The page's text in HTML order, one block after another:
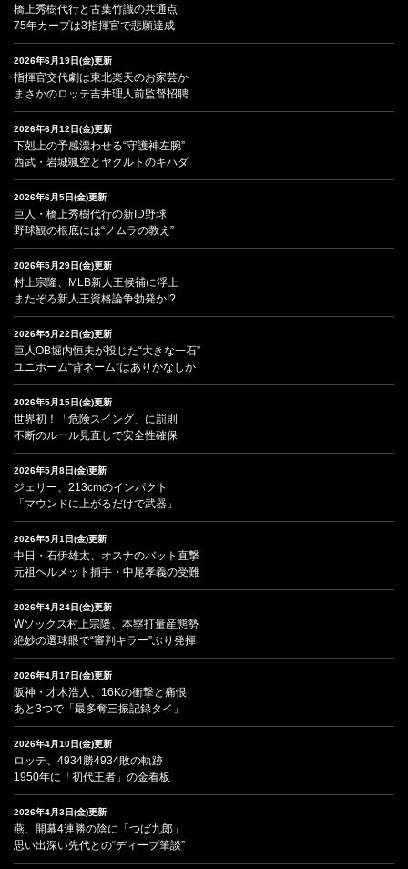
橋上秀樹代行と古葉竹識の共通点
75年カープは3指揮官で悲願達成
2026年6月19日(金)更新
指揮官交代劇は東北楽天のお家芸か
まさかのロッテ吉井理人前監督招聘
2026年6月12日(金)更新
下剋上の予感漂わせる“守護神左腕”
西武・岩城颯空とヤクルトのキハダ
2026年6月5日(金)更新
巨人・橋上秀樹代行の新ID野球
野球観の根底には“ノムラの教え”
2026年5月29日(金)更新
村上宗隆、MLB新人王候補に浮上
またぞろ新人王資格論争勃発か!?
2026年5月22日(金)更新
巨人OB堀内恒夫が投じた“大きな一石”
ユニホーム“背ネーム”はありかなしか
2026年5月15日(金)更新
世界初！「危険スイング」に罰則
不断のルール見直しで安全性確保
2026年5月8日(金)更新
ジェリー、213cmのインパクト
「マウンドに上がるだけで武器」
2026年5月1日(金)更新
中日・石伊雄太、オスナのバット直撃
元祖ヘルメット捕手・中尾孝義の受難
2026年4月24日(金)更新
Wソックス村上宗隆、本塁打量産態勢
絶妙の選球眼で“審判キラー”ぶり発揮
2026年4月17日(金)更新
阪神・才木浩人、16Kの衝撃と痛恨
あと3つで「最多奪三振記録タイ」
2026年4月10日(金)更新
ロッテ、4934勝4934敗の軌跡
1950年に「初代王者」の金看板
2026年4月3日(金)更新
燕、開幕4連勝の陰に「つば九郎」
思い出深い先代との“ディープ筆談”